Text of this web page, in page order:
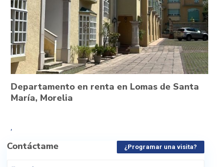
Departamento en renta en Lomas de Santa
María, Morelia
,
Contáctame ¿Programar una visita?